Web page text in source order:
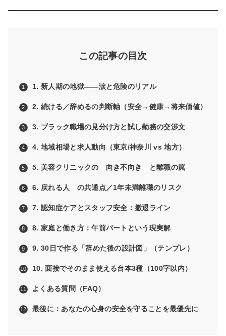
この記事の目次
1. 新人期の地獄——涙と危険のリアル
2. 続ける／辞めるの判断軸（安全→健康→将来価値）
3. ブラック職場の見分け方と試し勤務の交渉文
4. 地域相場と求人動向（東京/神奈川 vs 地方）
5. 美容クリニックの 向き不向き と離職の罠
6. 戻れる人 の共通点／1年未満離職のリスク
7. 認知症ケアとスタッフ安全：撤退ライン
8. 家庭と働き方：午前パートという現実解
9. 30日で作る「辞めた後の設計図」 （テンプレ）
10. 面接でそのまま使える台本3種（100字以内）
よくある質問（FAQ）
最後に：あなたの心身の安全を守ることを最優先に